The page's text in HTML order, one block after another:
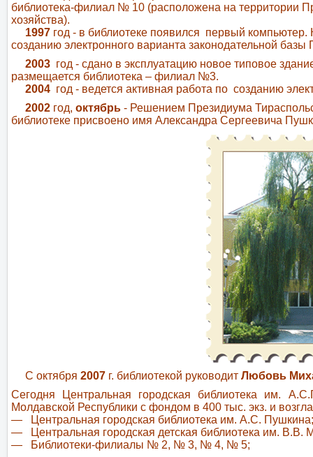
библиотека-филиал № 10 (расположена на территории
хозяйства).
1997 год - в библиотеке появился первый
созданию электронного варианта законодательной базы
2003 год - сдано в эксплуатацию новое типовое
размещается библиотека – филиал №3.
2004 год - ведется активная работа по созданию
2002 год, октябрь - Решением Президиума
библиотеке присвоено имя Александра Сергеевича
С октября 2007 г. библиотекой руководит Любовь
Сегодня Центральная городская библиотека им.
Молдавской Республики с фондом в 400 тыс. экз. и
— Центральная городская библиотека им. А.С. Пушкина;
— Центральная городская детская библиотека им. В.В.
— Библиотеки-филиалы № 2, № 3, № 4, № 5;